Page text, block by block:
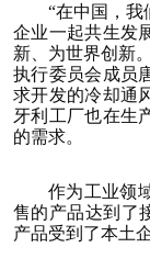
“在中国，
企业一起共生发
新、为世界创新
执行委员会成员
求开发的冷却通
牙利工厂也在生
的需求。
作为工业领
售的产品达到了
产品受到了本土